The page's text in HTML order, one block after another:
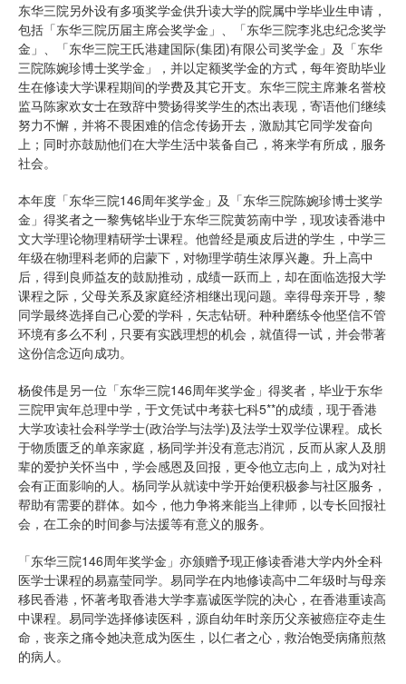
东华三院另外设有多项奖学金供升读大学的院属中学毕业生申请，
包括「东华三院历届主席会奖学金」、「东华三院李兆忠纪念奖学
金」、「东华三院王氏港建国际(集团)有限公司奖学金」及「东华
三院陈婉珍博士奖学金」，并以定额奖学金的方式，每年资助毕业
生在修读大学课程期间的学费及其它开支。东华三院主席兼名誉校
监马陈家欢女士在致辞中赞扬得奖学生的杰出表现，寄语他们继续
努力不懈，并将不畏困难的信念传扬开去，激励其它同学发奋向
上；同时亦鼓励他们在大学生活中装备自己，将来学有所成，服务
社会。
本年度「东华三院146周年奖学金」及「东华三院陈婉珍博士奖学
金」得奖者之一黎隽铭毕业于东华三院黄笏南中学，现攻读香港中
文大学理论物理精研学士课程。他曾经是顽皮后进的学生，中学三
年级在物理科老师的启蒙下，对物理学萌生浓厚兴趣。升上高中
后，得到良师益友的鼓励推动，成绩一跃而上，却在面临选报大学
课程之际，父母关系及家庭经济相继出现问题。幸得母亲开导，黎
同学最终选择自己心爱的学科，矢志钻研。种种磨练令他坚信不管
环境有多么不利，只要有实践理想的机会，就值得一试，并会带著
这份信念迈向成功。
杨俊伟是另一位「东华三院146周年奖学金」得奖者，毕业于东华
三院甲寅年总理中学，于文凭试中考获七科5**的成绩，现于香港
大学攻读社会科学学士(政治学与法学)及法学士双学位课程。成长
于物质匮乏的单亲家庭，杨同学并没有意志消沉，反而从家人及朋
辈的爱护关怀当中，学会感恩及回报，更令他立志向上，成为对社
会有正面影响的人。杨同学从就读中学开始便积极参与社区服务，
帮助有需要的群体。如今，他力争将来能当上律师，以专长回报社
会，在工余的时间参与法援等有意义的服务。
「东华三院146周年奖学金」亦颁赠予现正修读香港大学内外全科
医学士课程的易嘉莹同学。易同学在内地修读高中二年级时与母亲
移民香港，怀著考取香港大学李嘉诚医学院的决心，在香港重读高
中课程。易同学选择修读医科，源自幼年时亲历父亲被癌症夺走生
命，丧亲之痛令她决意成为医生，以仁者之心，救治饱受病痛煎熬
的病人。